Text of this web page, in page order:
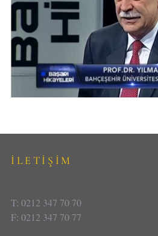
İLETİŞİM
T: 0212 347 70 70
F: 0212 347 70 77